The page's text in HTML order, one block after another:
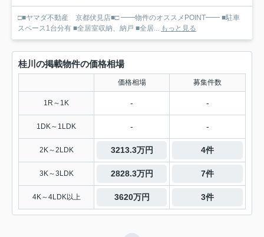
□■ヤマダ不動産 京都伏見店■□ ━━物件のオススメPOINT━━ ■駐車
スペース1台分有 ■全居室収納、納戸 ■全居... もっと見る
桂川の掲載物件の価格相場
価格相場 募集件数
1R～1K - -
1DK～1LDK - -
2K～2LDK 3213.3万円 4件
3K～3LDK 2828.3万円 7件
4K～4LDK以上 3620万円 3件